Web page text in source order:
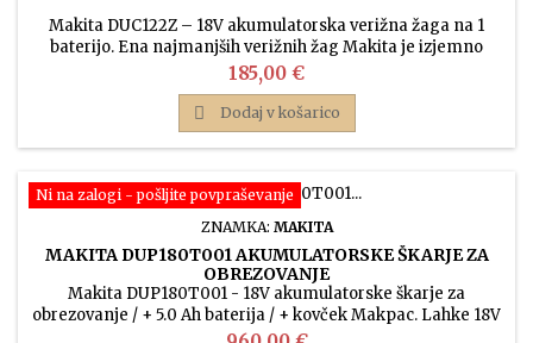
Makita DUC122Z – 18V akumulatorska verižna žaga na 1
baterijo. Ena najmanjših verižnih žag Makita je izjemno
lahka in ima meč dolžine 115 mm. Ker je lahka, omogoča
delo z eno roko, idealno za obrezovanje sadnega drevja!
Cena
185,00 €
 Dodaj v košarico
Ni na zalogi - pošljite povpraševanje
ZNAMKA: MAKITA
MAKITA DUP180T001 AKUMULATORSKE ŠKARJE ZA
OBREZOVANJE
Makita DUP180T001 - 18V akumulatorske škarje za
obrezovanje / + 5.0 Ah baterija / + kovček Makpac. Lahke 18V
LXT škarje, kapaciteta rezanja 30 mm, adapter za